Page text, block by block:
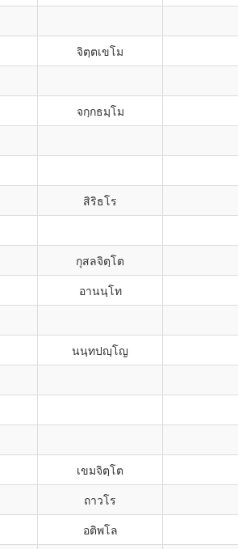
จิตฺตเขโม
จกฺกธมฺโม
สิริธโร
กุสลจิตฺโต
อานนฺโท
นนฺทปญฺโญ
เขมจิตฺโต
ถาวโร
อติพโล